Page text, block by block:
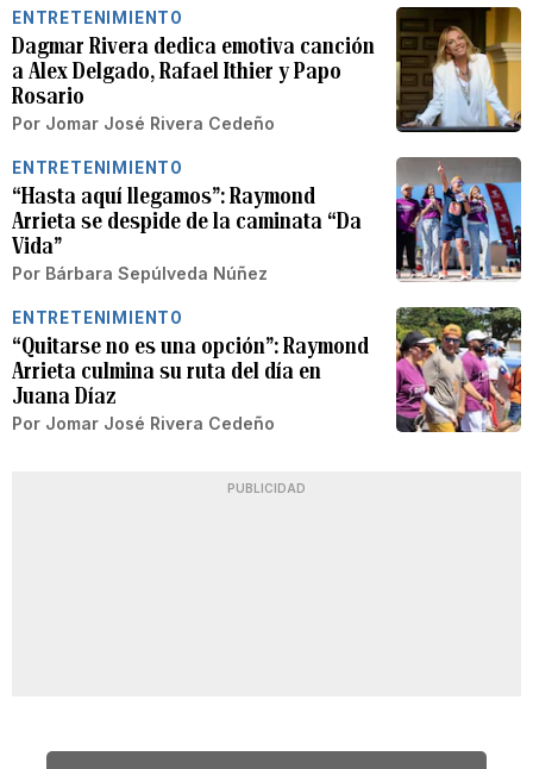
ENTRETENIMIENTO
Dagmar Rivera dedica emotiva canción
a Alex Delgado, Rafael Ithier y Papo
Rosario
Por Jomar José Rivera Cedeño
ENTRETENIMIENTO
“Hasta aquí llegamos”: Raymond
Arrieta se despide de la caminata “Da
Vida”
Por Bárbara Sepúlveda Núñez
ENTRETENIMIENTO
“Quitarse no es una opción”: Raymond
Arrieta culmina su ruta del día en
Juana Díaz
Por Jomar José Rivera Cedeño
PUBLICIDAD